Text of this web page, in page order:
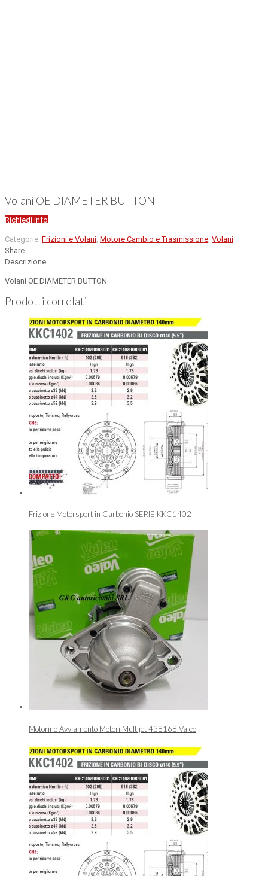
Volani OE DIAMETER BUTTON
Richiedi info
Categorie: Frizioni e Volani Motore Cambio e Trasmissione Volani
Share
Descrizione
Volani OE DIAMETER BUTTON
Prodotti correlati
Frizione Motorsport in Carbonio SERIE KKC1402
Motorino Avviamento Motori Multijet 438168 Valeo